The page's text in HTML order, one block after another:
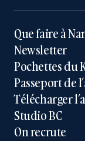
Que faire à
Newsletter
Pochettes du
Passeport de
Télécharger
Studio BC
On recrute